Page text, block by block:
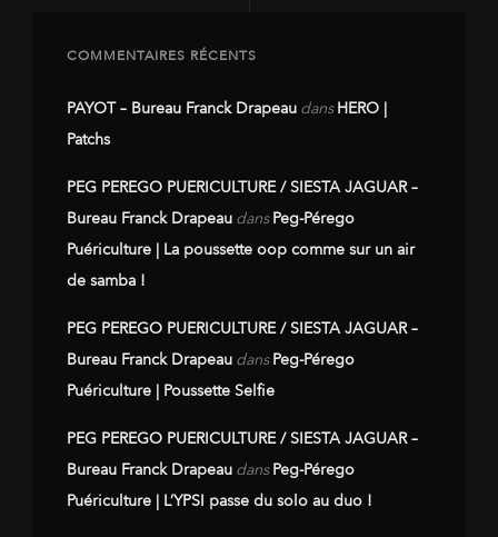
COMMENTAIRES RÉCENTS
PAYOT – Bureau Franck Drapeau dansHERO |
Patchs
PEG PEREGO PUERICULTURE / SIESTA JAGUAR –
Bureau Franck Drapeau dansPeg-Pérego
Puériculture | La poussette oop comme sur un air
de samba !
PEG PEREGO PUERICULTURE / SIESTA JAGUAR –
Bureau Franck Drapeau dansPeg-Pérego
Puériculture | Poussette Selfie
PEG PEREGO PUERICULTURE / SIESTA JAGUAR –
Bureau Franck Drapeau dansPeg-Pérego
Puériculture | L’YPSI passe du solo au duo !